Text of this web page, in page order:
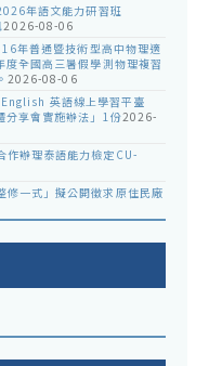
年語文能力研習班
2026-08-06
年普通暨技術型高中物理適
全國高三暑假學測物理複習
2026-08-06
英語線上學習平臺
分享會實施辦法」1份2026-
作辦理泰語能力檢定CU-
修一式」擬公開徵求原住民廠